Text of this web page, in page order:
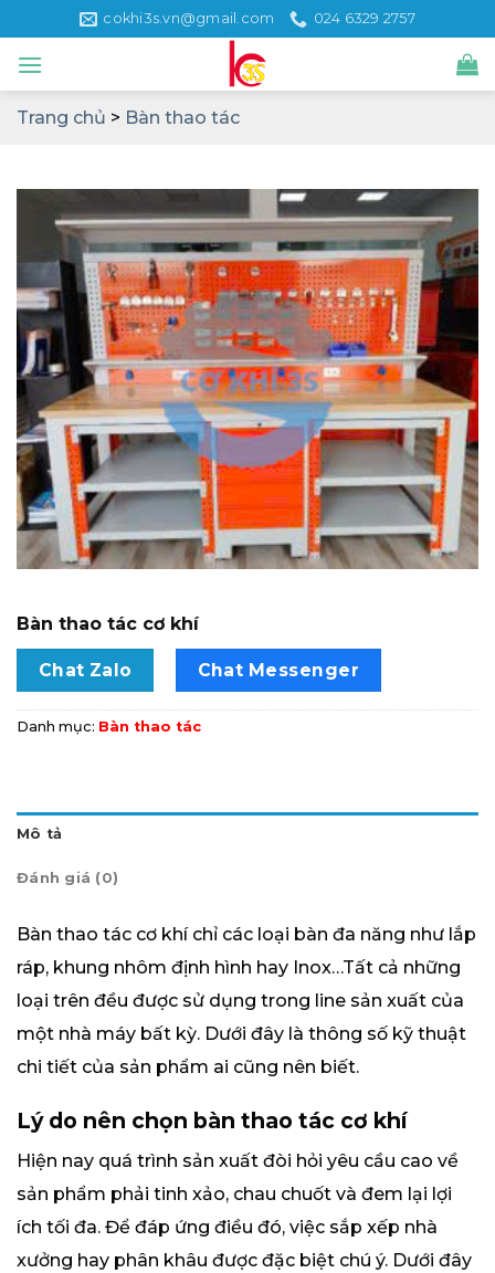
to
content
cokhi3s.vn@gmail.com 024 6329 2757
Trang chủ > Bàn thao tác
Bàn thao tác cơ khí
Chat Zalo Chat Messenger
Danh mục: Bàn thao tác
Mô tả
Đánh giá (0)
Bàn thao tác cơ khí chỉ các loại bàn đa năng như lắp
ráp, khung nhôm định hình hay Inox…Tất cả những
loại trên đều được sử dụng trong line sản xuất của
một nhà máy bất kỳ. Dưới đây là thông số kỹ thuật
chi tiết của sản phẩm ai cũng nên biết.
Lý do nên chọn bàn thao tác cơ khí
Hiện nay quá trình sản xuất đòi hỏi yêu cầu cao về
sản phẩm phải tinh xảo, chau chuốt và đem lại lợi
ích tối đa. Để đáp ứng điều đó, việc sắp xếp nhà
xưởng hay phân khâu được đặc biệt chú ý. Dưới đây